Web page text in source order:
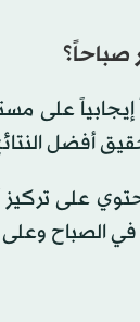
صباحاً؟
إيجابياً
على تركيز
الصباح وعلى